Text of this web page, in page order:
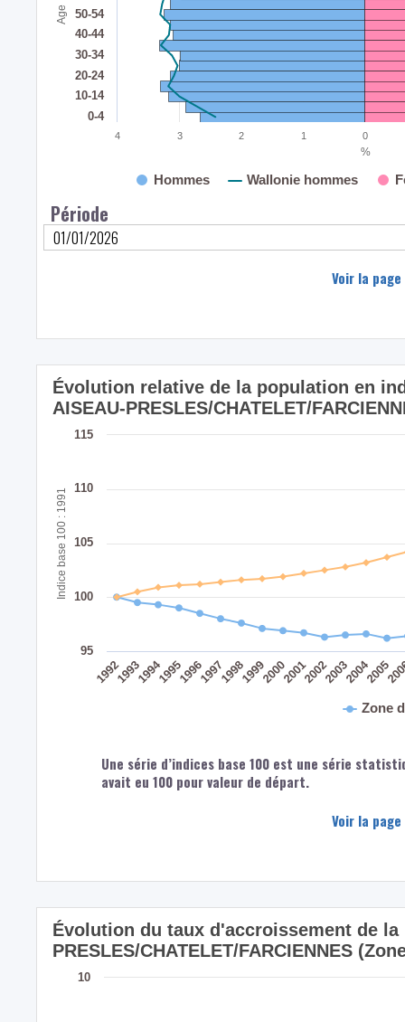
Age
%
Hommes Wallonie hommes
0-4
10-14
20-24
30-34
40-44
50-54
4 3 2 1 0
Période
Voir la
Indice base 100 : 1991
Évolution relative de la population en
AISEAU-PRESLES/CHATELET/
Zone
19921993199419951996199719981999200020012002200320042005
95
100
105
110
115
Une série d’indices base 100 est une série
avait eu 100 pour valeur de départ.
Voir la
Évolution du taux d'accroissement de
PRESLES/CHATELET/FARCIENNES
10